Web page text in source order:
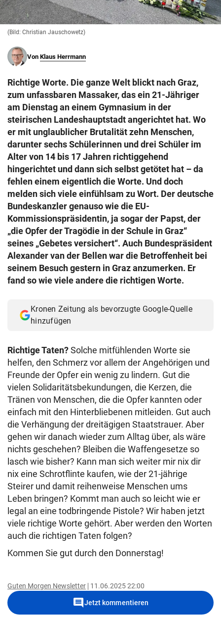
© Krone Multimedia GmbH & Co KG 2026
Muthgasse 2, 1190 Wien
(Bild: Christian Jauschowetz)
Von Klaus Herrmann
Richtige Worte. Die ganze Welt blickt nach Graz,
zum unfassbaren Massaker, das ein 21-Jähriger
am Dienstag an einem Gymnasium in der
steirischen Landeshauptstadt angerichtet hat. Wo
er mit unglaublicher Brutalität zehn Menschen,
darunter sechs Schülerinnen und drei Schüler im
Alter von 14 bis 17 Jahren richtiggehend
hingerichtet und dann sich selbst getötet hat – da
fehlen einem eigentlich die Worte. Und doch
melden sich viele einfühlsam zu Wort. Der deutsche
Bundeskanzler genauso wie die EU-
Kommissionspräsidentin, ja sogar der Papst, der
„die Opfer der Tragödie in der Schule in Graz“
seines „Gebetes versichert“. Auch Bundespräsident
Alexander van der Bellen war die Betroffenheit bei
seinem Besuch gestern in Graz anzumerken. Er
fand so wie viele andere die richtigen Worte.
Kronen Zeitung als bevorzugte Google-Quelle
hinzufügen
Richtige Taten?Solche mitfühlenden Worte sie
helfen, den Schmerz vor allem der Angehörigen und
Freunde der Opfer ein wenig zu lindern. Gut die
vielen Solidaritätsbekundungen, die Kerzen, die
Tränen von Menschen, die die Opfer kannten oder
einfach mit den Hinterbliebenen mitleiden. Gut auch
die Verhängung der dreitägigen Staatstrauer. Aber
gehen wir danach wieder zum Alltag über, als wäre
nichts geschehen? Bleiben die Waffengesetze so
lasch wie bisher? Kann man sich weiter mir nix dir
nix eine Schrotflinte kaufen, wie der 21-jährige
Steirer und damit reihenweise Menschen ums
Leben bringen? Kommt man auch so leicht wie er
legal an eine todbringende Pistole? Wir haben jetzt
viele richtige Worte gehört. Aber werden den Worten
auch die richtigen Taten folgen?
Kommen Sie gut durch den Donnerstag!
Guten Morgen Newsletter 11.06.2025 22:00
commentJetzt kommentieren